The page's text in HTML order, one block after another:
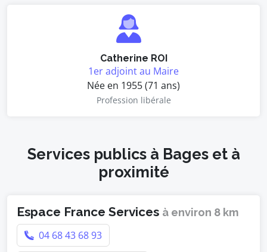
Catherine ROI
1er adjoint au Maire
Née en 1955 (71 ans)
Profession libérale
Services publics à Bages et à
proximité
Espace France Services à environ 8 km
04 68 43 68 93